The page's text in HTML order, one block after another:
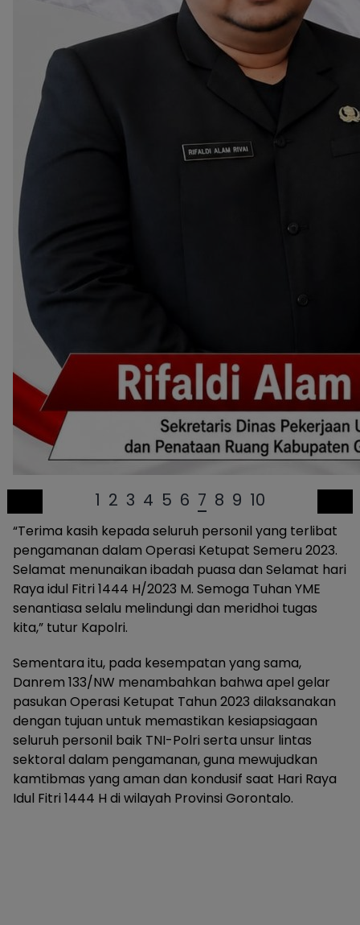
1 2 3 4 5 6 7 8 9 10
“Terima kasih kepada seluruh personil yang terlibat
pengamanan dalam Operasi Ketupat Semeru 2023.
Selamat menunaikan ibadah puasa dan Selamat hari
Raya idul Fitri 1444 H/2023 M. Semoga Tuhan YME
senantiasa selalu melindungi dan meridhoi tugas
kita,” tutur Kapolri.
Sementara itu, pada kesempatan yang sama,
Danrem 133/NW menambahkan bahwa apel gelar
pasukan Operasi Ketupat Tahun 2023 dilaksanakan
dengan tujuan untuk memastikan kesiapsiagaan
seluruh personil baik TNI-Polri serta unsur lintas
sektoral dalam pengamanan, guna mewujudkan
kamtibmas yang aman dan kondusif saat Hari Raya
Idul Fitri 1444 H di wilayah Provinsi Gorontalo.